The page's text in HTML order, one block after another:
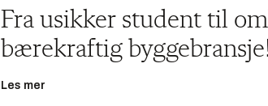
Fra usikker student til
bærekraftig
Les mer